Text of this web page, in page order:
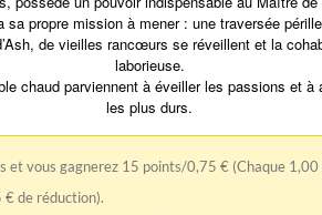
sa propre mission à mener : une traversée
de vieilles rancœurs se réveillent et la
laborieuse.
chaud parviennent à éveiller les passions et
les plus durs.
et vous gagnerez 15 points/0,75 € (Chaque 1,00
de réduction).